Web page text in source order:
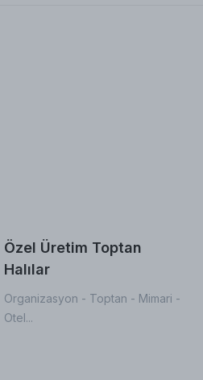
Özel Üretim Toptan
Halılar
Organizasyon - Toptan - Mimari -
Otel...